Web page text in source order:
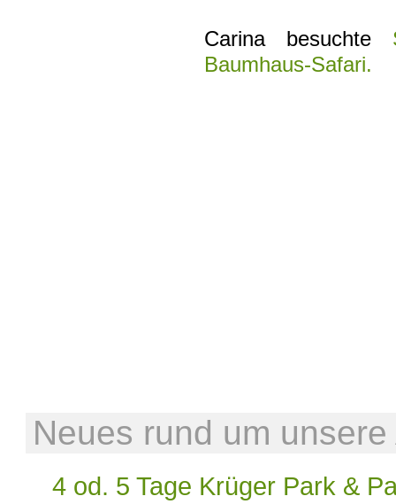
Carina besuchte
Baumhaus-Safari.
Neues rund um
4 od. 5 Tage Krüger Park &